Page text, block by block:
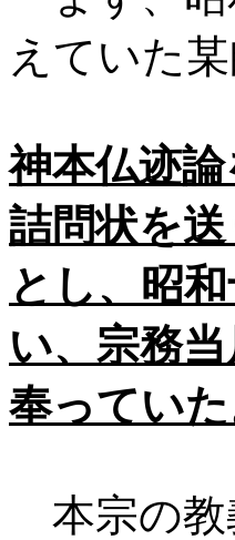
えていた
神本仏迹
詰問状を
とし、昭
い、宗務
奉っていた
本宗の教